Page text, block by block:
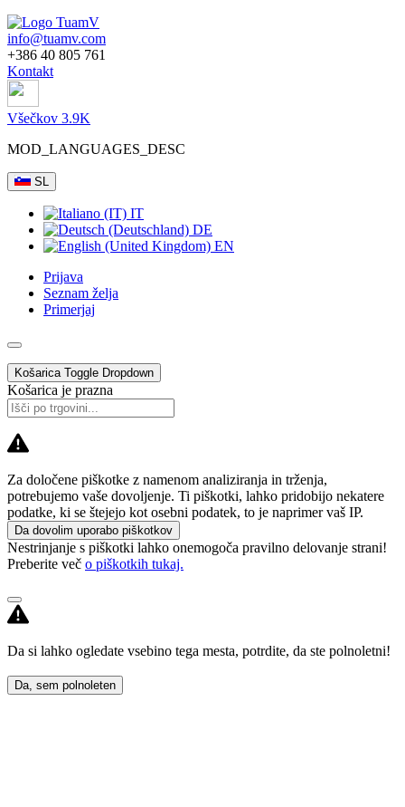
info@tuamv.com
+386 40 805 761
Kontakt
Všečkov 3.9K
MOD_LANGUAGES_DESC
SL
IT
DE
EN
Prijava
Seznam želja
Primerjaj
Košarica Toggle Dropdown
Košarica je prazna
Za določene piškotke z namenom analiziranja in trženja,
potrebujemo vaše dovoljenje. Ti piškotki, lahko pridobijo nekatere
podatke, ki se štejejo kot osebni podatek, to je naprimer vaš IP.
Da dovolim uporabo piškotkov
Nestrinjanje s piškotki lahko onemogoča pravilno delovanje strani!
Preberite več o piškotkih tukaj.
Da si lahko ogledate vsebino tega mesta, potrdite, da ste polnoletni!
Da, sem polnoleten